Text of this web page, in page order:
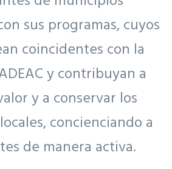
sus programas, cuyos
coincidentes con la
y contribuyan a
y a conservar los
concienciando a
de manera activa.